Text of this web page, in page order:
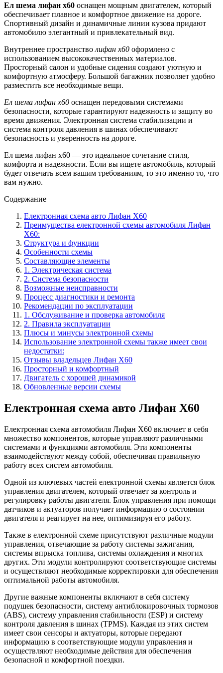
Ел шема лифан х60 оснащен мощным двигателем, который
обеспечивает плавное и комфортное движение на дороге.
Спортивный дизайн и динамичные линии кузова придают
автомобилю элегантный и привлекательный вид.
Внутреннее пространство лифан х60 оформлено с
использованием высококачественных материалов.
Просторный салон и удобные сидения создают уютную и
комфортную атмосферу. Большой багажник позволяет удобно
разместить все необходимые вещи.
Ел шема лифан х60 оснащен передовыми системами
безопасности, которые гарантируют надежность и защиту во
время движения. Электронная система стабилизации и
система контроля давления в шинах обеспечивают
безопасность и уверенность на дороге.
Ел шема лифан х60 — это идеальное сочетание стиля,
комфорта и надежности. Если вы ищете автомобиль, который
будет отвечать всем вашим требованиям, то это именно то, что
вам нужно.
Содержание
Електронная схема авто Лифан Х60
Преимущества електронной схемы автомобиля Лифан
Х60:
Структура и функции
Особенности схемы
Составляющие элементы
1. Электрическая система
2. Система безопасности
Возможные неисправности
Процесс диагностики и ремонта
Рекомендации по эксплуатации
1. Обслуживание и проверка автомобиля
2. Правила эксплуатации
Плюсы и минусы электронной схемы
Использование электронной схемы также имеет свои
недостатки:
Отзывы владельцев Лифан Х60
Просторный и комфортный
Двигатель с хорошей динамикой
Обновленные версии схемы
Електронная схема авто Лифан Х60
Електронная схема автомобиля Лифан Х60 включает в себя
множество компонентов, которые управляют различными
системами и функциями автомобиля. Эти компоненты
взаимодействуют между собой, обеспечивая правильную
работу всех систем автомобиля.
Одной из ключевых частей електронной схемы является блок
управления двигателем, который отвечает за контроль и
регулировку работы двигателя. Блок управления при помощи
датчиков и актуаторов получает информацию о состоянии
двигателя и реагирует на нее, оптимизируя его работу.
Также в електронной схеме присутствуют различные модули
управления, отвечающие за работу системы зажигания,
системы впрыска топлива, системы охлаждения и многих
других. Эти модули контролируют соответствующие системы
и осуществляют необходимые корректировки для обеспечения
оптимальной работы автомобиля.
Другие важные компоненты включают в себя систему
подушек безопасности, систему антиблокировочных тормозов
(ABS), систему управления стабильности (ESP) и систему
контроля давления в шинах (TPMS). Каждая из этих систем
имеет свои сенсоры и актуаторы, которые передают
информацию в соответствующие модули управления и
осуществляют необходимые действия для обеспечения
безопасной и комфортной поездки.